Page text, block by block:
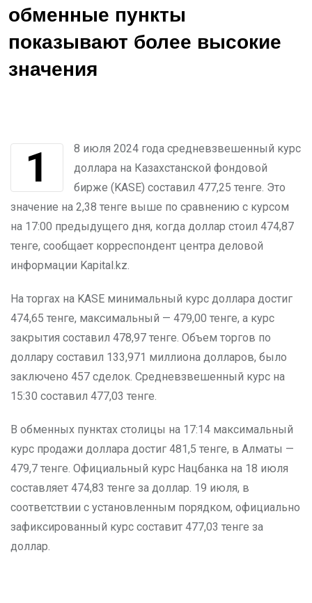
обменные пункты
показывают более высокие
значения
18 июля 2024 года средневзвешенный курс
доллара на Казахстанской фондовой
бирже (KASE) составил 477,25 тенге. Это
значение на 2,38 тенге выше по сравнению с курсом
на 17:00 предыдущего дня, когда доллар стоил 474,87
тенге, сообщает корреспондент центра деловой
информации Kapital.kz.
На торгах на KASE минимальный курс доллара достиг
474,65 тенге, максимальный — 479,00 тенге, а курс
закрытия составил 478,97 тенге. Объем торгов по
доллару составил 133,971 миллиона долларов, было
заключено 457 сделок. Средневзвешенный курс на
15:30 составил 477,03 тенге.
В обменных пунктах столицы на 17:14 максимальный
курс продажи доллара достиг 481,5 тенге, в Алматы —
479,7 тенге. Официальный курс Нацбанка на 18 июля
составляет 474,83 тенге за доллар. 19 июля, в
соответствии с установленным порядком, официально
зафиксированный курс составит 477,03 тенге за
доллар.